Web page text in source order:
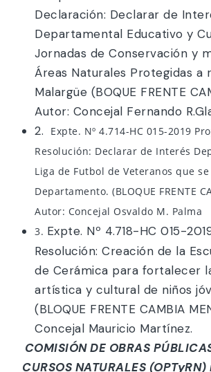
Declaración: Declarar de
Departamental Educativo y
Jornadas de Conservación y
Áreas Naturales Protegidas a
Malargüe (BOQUE FRENTE
Autor: Concejal Fernando
2.
Expte. Nº 4.714-HC 015-2019
Resolución: Declarar de Interés
Liga de Futbol de Veteranos que
Departamento. (BLOQUE FRENTE
Autor: Concejal Osvaldo M. Palma
3. Expte. Nº 4.718-HC 015-
Resolución: Creación de la
de Cerámica para fortalecer
artística y cultural de niños
(BLOQUE FRENTE CAMBIA
Concejal Mauricio Martínez.
La COMISIÓN DE OBRAS
RECURSOS NATURALES